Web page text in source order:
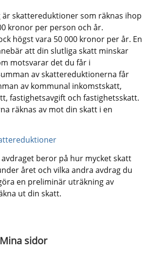
skattereduktioner som räknas ihop
kronor per person och år.
högst vara 50 000 kronor per år. En
att din slutliga skatt minskar
motsvarar det du får i
av skattereduktionerna får
av kommunal inkomstskatt,
fastighetsavgift och fastighetsskatt.
räknas av mot din skatt i en
beror på hur mycket skatt
året och vilka andra avdrag du
en preliminär uträkning av
ut din skatt.
sidor